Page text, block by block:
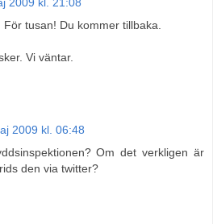
tusan! Du kommer tillbaka.
Vi väntar.
2009 kl. 06:48
Om det verkligen är
den via twitter?